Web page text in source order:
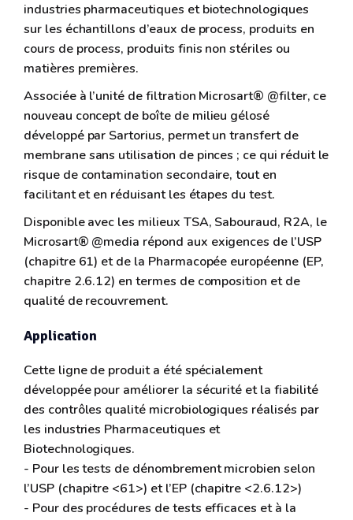
industries pharmaceutiques et biotechnologiques
sur les échantillons d’eaux de process, produits en
cours de process, produits finis non stériles ou
matières premières.
Associée à l’unité de filtration Microsart® @filter, ce
nouveau concept de boîte de milieu gélosé
développé par Sartorius, permet un transfert de
membrane sans utilisation de pinces ; ce qui réduit le
risque de contamination secondaire, tout en
facilitant et en réduisant les étapes du test.
Disponible avec les milieux TSA, Sabouraud, R2A, le
Microsart® @media répond aux exigences de l’USP
(chapitre 61) et de la Pharmacopée européenne (EP,
chapitre 2.6.12) en termes de composition et de
qualité de recouvrement.
Application
Cette ligne de produit a été spécialement
développée pour améliorer la sécurité et la fiabilité
des contrôles qualité microbiologiques réalisés par
les industries Pharmaceutiques et
Biotechnologiques.
- Pour les tests de dénombrement microbien selon
l’USP (chapitre <61>) et l’EP (chapitre <2.6.12>)
- Pour des procédures de tests efficaces et à la